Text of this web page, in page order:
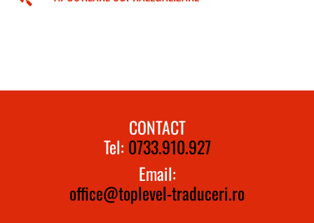
CONTACT
Tel: 0733.910.927
Email:
office@toplevel-traduceri.ro